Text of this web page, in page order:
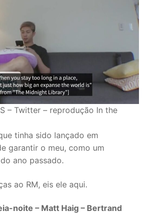
– Twitter – reprodução In the
tinha sido lançado em
garantir o meu, como um
ano passado.
ao RM, eis ele aqui.
noite – Matt Haig – Bertrand